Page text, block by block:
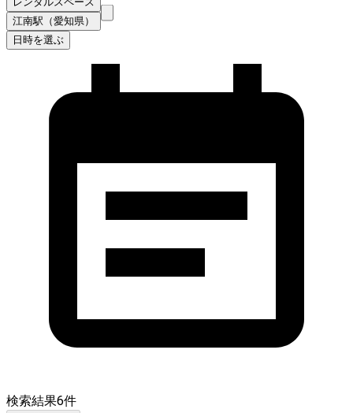
江南駅（愛知県）
日時を選ぶ
検索結果6件